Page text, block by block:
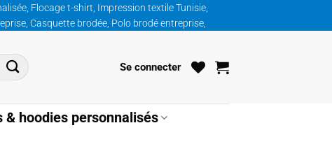
Flocage t-shirt, Impression textile Tunisie,
Casquette brodée, Polo brodé entreprise,
Se connecter
& hoodies personnalisés